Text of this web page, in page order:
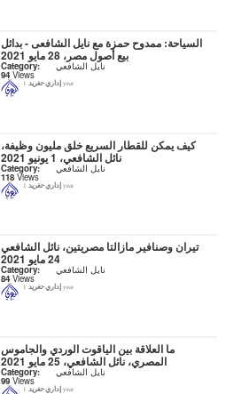
السياحة: ممدوح حمزة مع نايل الشافعى - بدائل
بيع أصول مصر، 28 مايو 2021
Category: نايل الشافعي
94 Views
إداري-تغريد 1 year
كيف يمكن للقطار السريع خلق مليون وظيفة،
نائل الشافعي، 1 يونيو 2021
Category: نايل الشافعي
118 Views
إداري-تغريد 1 year
تيران وصنافير مازالتا مصريتين، نائل الشافعي
24 مايو 2021
Category: نايل الشافعي
84 Views
إداري-تغريد 1 year
ما العلاقة بين الياقوت الوردي والجاموس
المصري، نائل الشافعي، 25 مايو 2021
Category: نايل الشافعي
99 Views
إداري-تغريد 1 year